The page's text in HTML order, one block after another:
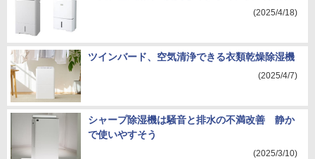
(2025/4/18)
ツインバード、空気清浄できる衣類乾燥除湿機
(2025/4/7)
シャープ除湿機は騒音と排水の不満改善 静か
で使いやすそう
(2025/3/10)